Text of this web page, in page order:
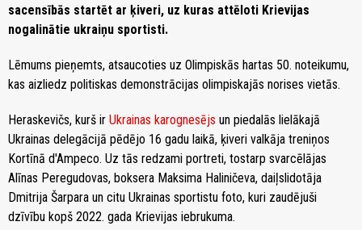
sacensībās startēt ar ķiveri, uz kuras attēloti Krievijas
nogalinātie ukraiņu sportisti.
Lēmums pieņemts, atsaucoties uz Olimpiskās hartas 50. noteikumu,
kas aizliedz politiskas demonstrācijas olimpiskajās norises vietās.
Heraskevičs, kurš ir Ukrainas karognesējs un piedalās lielākajā
Ukrainas delegācijā pēdējo 16 gadu laikā, ķiveri valkāja treniņos
Kortīnā d'Ampeco. Uz tās redzami portreti, tostarp svarcēlājas
Alīnas Peregudovas, boksera Maksima Haliničeva, daiļslidotāja
Dmitrija Šarpara un citu Ukrainas sportistu foto, kuri zaudējuši
dzīvību kopš 2022. gada Krievijas iebrukuma.